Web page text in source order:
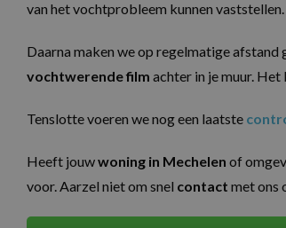
van het vochtprobleem kunnen
Daarna maken we op regelmatige afstand
vochtwerende film achter in je muur.
Tenslotte voeren we nog een laatste
Heeft jouwwoning in Mechelen of
voor. Aarzel niet om snel contact met ons